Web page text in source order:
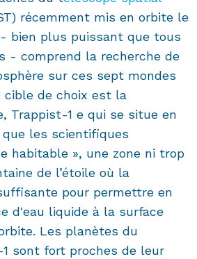
récemment mis en orbite le
bien plus puissant que tous
- comprend la recherche de
sur ces sept mondes
cible de choix est la
Trappist-1 e qui se situe en
les scientifiques
habitable », une zone ni trop
de l’étoile où la
pour permettre en
d'eau liquide à la surface
Les planètes du
sont fort proches de leur